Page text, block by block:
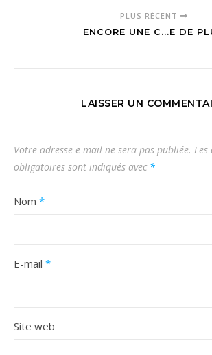
PLUS RÉCENT
ENCORE UNE C...E DE
LAISSER UN
Votre adresse e-mail ne sera pas publiée. Les
obligatoires sont indiqués avec *
Nom *
E-mail *
Site web